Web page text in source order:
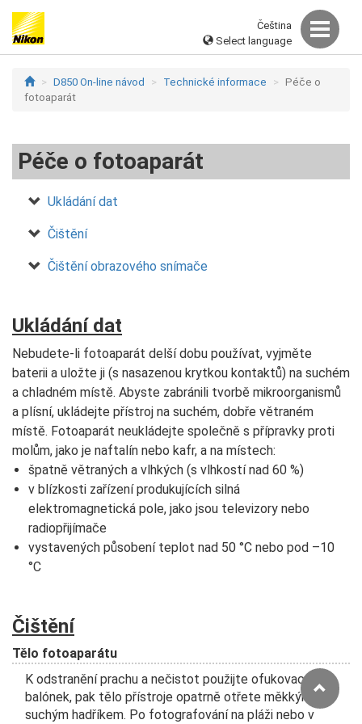
Čeština
Select language
D850 On-line návod Technické informace
Péče o
fotoaparát
Péče o fotoaparát
Ukládání dat
Čištění
Čištění obrazového snímače
Ukládání dat
Nebudete-li fotoaparát delší dobu používat, vyjměte
baterii a uložte ji (s nasazenou krytkou kontaktů) na suchém
a chladném místě. Abyste zabránili tvorbě mikroorganismů
a plísní, ukládejte přístroj na suchém, dobře větraném
místě. Fotoaparát neukládejte společně s přípravky proti
molům, jako je naftalín nebo kafr, a na místech:
špatně větraných a vlhkých (s vlhkostí nad 60 %)
v blízkosti zařízení produkujících silná
elektromagnetická pole, jako jsou televizory nebo
radiopřijímače
vystavených působení teplot nad 50 °C nebo pod –10
°C
Čištění
Tělo fotoaparátu
K odstranění prachu a nečistot použijte ofukovací
balónek, pak tělo přístroje opatrně otřete měkkým,
suchým hadříkem. Po fotografování na pláži nebo v